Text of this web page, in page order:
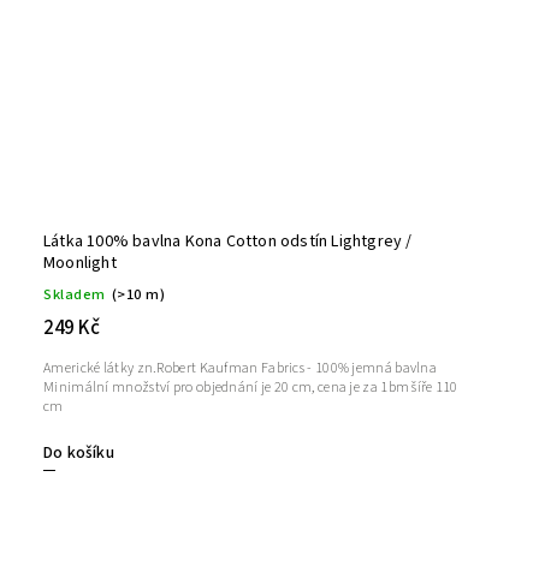
Látka 100% bavlna Kona Cotton odstín Lightgrey /
Moonlight
Skladem (>10 m)
249 Kč
Do košíku
Americké látky zn.Robert Kaufman Fabrics - 100% jemná bavlna
Minimální množství pro objednání je 20 cm, cena je za 1bm šíře 110
cm